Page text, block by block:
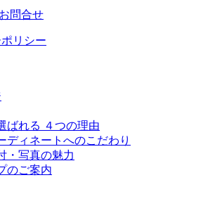
問合せ
リシー
ばれる ４つの理由
ディネートへのこだわり
・写真の魅力
のご案内